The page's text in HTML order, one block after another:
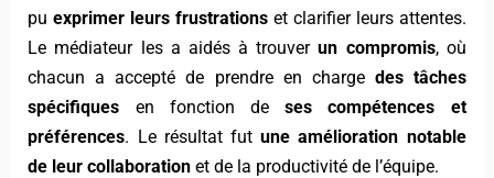
pu exprimer leurs frustrations et clarifier leurs attentes.
Le médiateur les a aidés à trouverun compromis, où
chacun a accepté de prendre en charge des tâches
spécifiques en fonction deses compétences et
préférences. Le résultat futune amélioration notable
de leur collaboration et de la productivité de l’équipe.